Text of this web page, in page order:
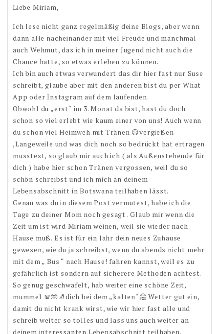
Liebe Miriam,
Ich lese nicht ganz regelmäßig deine Blogs, aber wenn
dann alle nacheinander mit viel Freude und manchmal
auch Wehmut, das ich in meiner Jugend nicht auch die
Chance hatte, so etwas erleben zu können.
Ich bin auch etwas verwundert das dir hier fast nur Suse
schreibt, glaube aber mit den anderen bist du per What
App oder Instagram auf dem laufenden.
Obwohl du „erst“ im 3. Monat da bist, hast du doch
schon so viel erlebt wie kaum einer von uns! Auch wenn
du schon viel Heimweh mit Tränen 😥vergießen
,Langeweile und was dich noch so bedrückt hat ertragen
musstest, so glaub mir auch ich ( als Außenstehende für
dich ) habe hier schon Tränen vergossen, weil du so
schön schreibst und ich mich an deinem
Lebensabschnitt in Botswana teilhaben lässt.
Genau was du in diesem Post vermutest, habe ich die
Tage zu deiner Mom noch gesagt . Glaub mir wenn die
Zeit um ist wird Miriam weinen, weil sie wieder nach
Hause muß. Es ist für ein Jahr dein neues Zuhause
gewesen, wie du ja schreibst, wenn du abends nicht mehr
mit dem „ Bus “ nach Hause! fahren kannst, weil es zu
gefährlich ist sondern auf sicherere Methoden achtest.
So genug geschwafelt, hab weiter eine schöne Zeit,
mummel 🧣🧤🧦dich bei dem „kalten“🥶 Wetter gut ein,
damit du nicht krank wirst, wie wir hier fast alle und
schreib weiter so tolles und lass uns auch weiter an
deinem interessanten Lebensabschnitt teilhaben.